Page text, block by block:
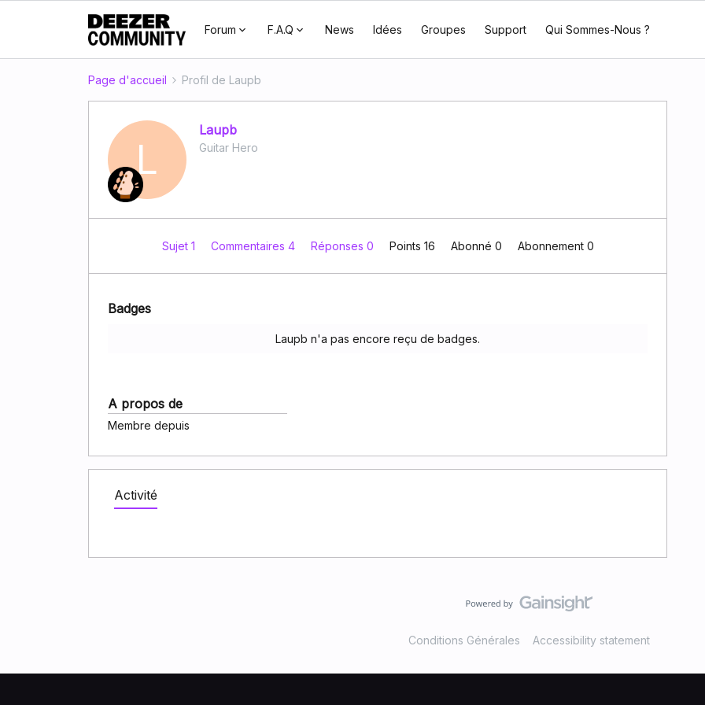
Forum F.A.Q News Idées Groupes Support Qui Sommes-Nous ?
Page d'accueil Profil de Laupb
L
Laupb
Guitar Hero
Sujet 1 Commentaires 4 Réponses 0 Points 16 Abonné 0 Abonnement 0
Badges
Laupb n'a pas encore reçu de badges.
A propos de
Membre depuis
Activité
Conditions Générales Accessibility statement